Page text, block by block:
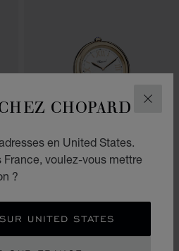
CHOPARD
en United States.
France, voulez-vous mettre
?
UNITED STATES
1
LA DIAPOSITIVE 2
À LA DIAPOSITIVE 3
ALLER À LAALLER À
ALLER
PENDULETTE DE TABLE
€ 1,190
ACHETER